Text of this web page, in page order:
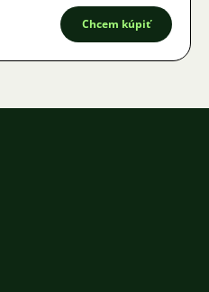
Chcem kúpiť